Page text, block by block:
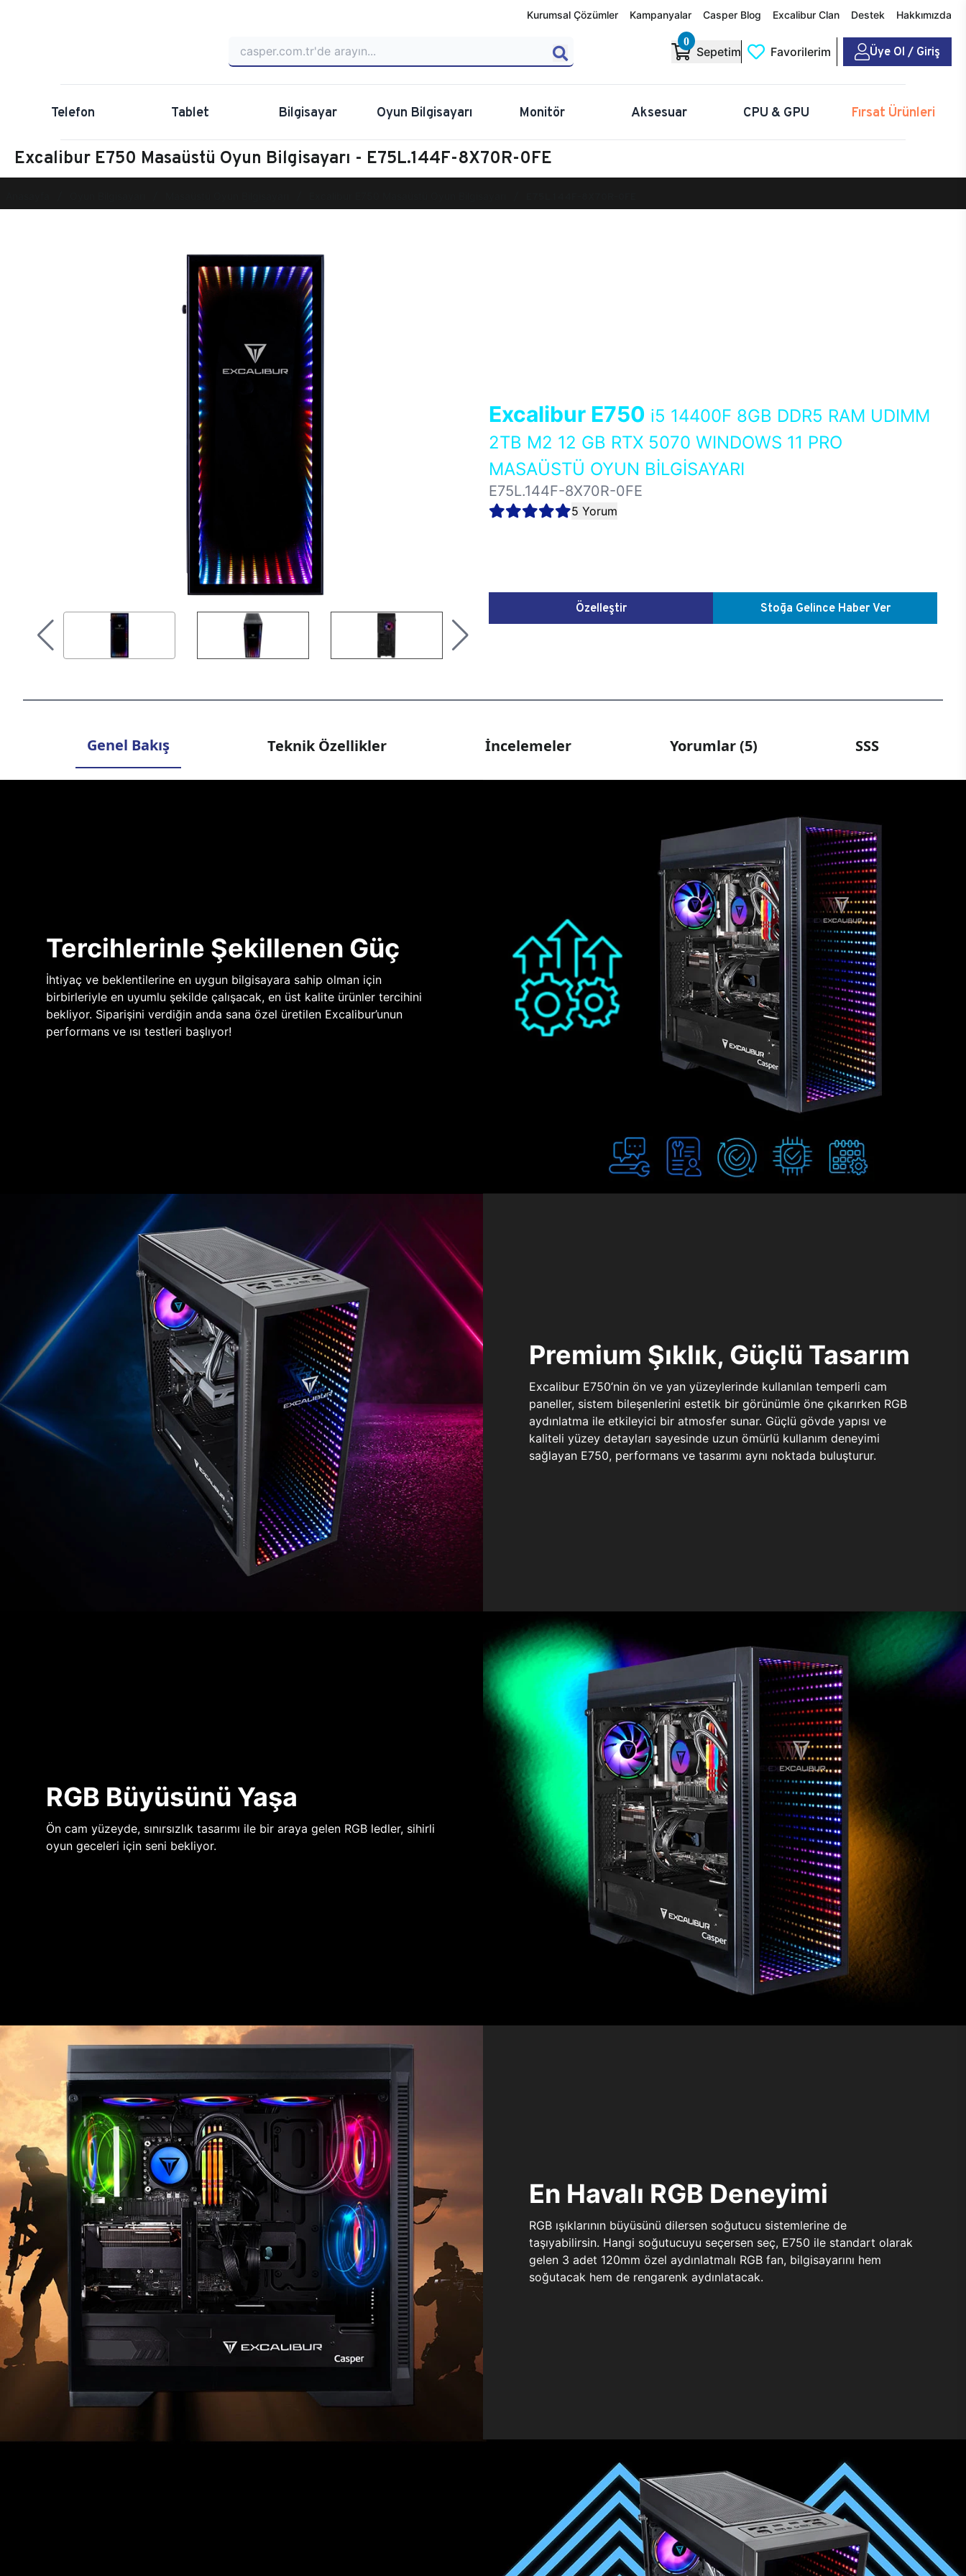
Kurumsal Çözümler Kampanyalar Casper Blog Excalibur Clan Destek Hakkımızda
0
Sepetim Favorilerim Üye Ol / Giriş
Telefon Tablet Bilgisayar Oyun Bilgisayarı Monitör Aksesuar CPU & GPU Fırsat Ürünleri
Excalibur E750 Masaüstü Oyun Bilgisayarı - E75L.144F-8X70R-0FE
Excalibur E750 i5 14400F 8GB DDR5 RAM UDIMM
2TB M2 12 GB RTX 5070 WINDOWS 11 PRO
MASAÜSTÜ OYUN BİLGİSAYARI
E75L.144F-8X70R-0FE
5 Yorum
Özelleştir Stoğa Gelince Haber Ver
Genel Bakış Teknik Özellikler İncelemeler Yorumlar (5) SSS
Tercihlerinle Şekillenen Güç
İhtiyaç ve beklentilerine en uygun bilgisayara sahip olman için
birbirleriyle en uyumlu şekilde çalışacak, en üst kalite ürünler tercihini
bekliyor. Siparişini verdiğin anda sana özel üretilen Excalibur’unun
performans ve ısı testleri başlıyor!
Premium Şıklık, Güçlü Tasarım
Excalibur E750’nin ön ve yan yüzeylerinde kullanılan temperli cam
paneller, sistem bileşenlerini estetik bir görünümle öne çıkarırken RGB
aydınlatma ile etkileyici bir atmosfer sunar. Güçlü gövde yapısı ve
kaliteli yüzey detayları sayesinde uzun ömürlü kullanım deneyimi
sağlayan E750, performans ve tasarımı aynı noktada buluşturur.
RGB Büyüsünü Yaşa
Ön cam yüzeyde, sınırsızlık tasarımı ile bir araya gelen RGB ledler, sihirli
oyun geceleri için seni bekliyor.
En Havalı RGB Deneyimi
RGB ışıklarının büyüsünü dilersen soğutucu sistemlerine de
taşıyabilirsin. Hangi soğutucuyu seçersen seç, E750 ile standart olarak
gelen 3 adet 120mm özel aydınlatmalı RGB fan, bilgisayarını hem
soğutacak hem de rengarenk aydınlatacak.